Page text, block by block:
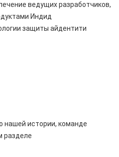
ведущих разработчиков,
Индид
защиты айдентити
нашей истории, команде
разделе